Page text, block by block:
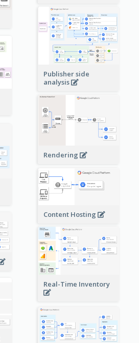
Publisher side
analysis
Rendering
Content Hosting
Real-Time Inventory